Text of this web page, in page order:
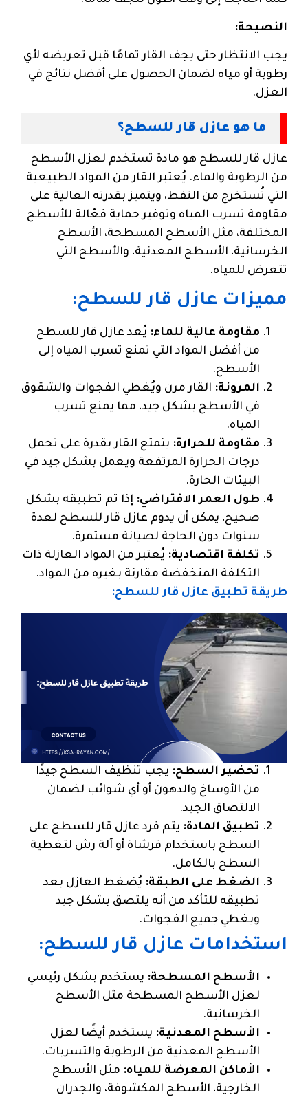
النصيحة:
يجب الانتظار حتى يجف القار تمامًا قبل تعريضه لأي
رطوبة أو مياه لضمان الحصول على أفضل نتائج في
العزل.
ما هو عازل قار للسطح؟
عازل قار للسطح هو مادة تستخدم لعزل الأسطح
من الرطوبة والماء. يُعتبر القار من المواد الطبيعية
التي تُستخرج من النفط، ويتميز بقدرته العالية على
مقاومة تسرب المياه وتوفير حماية فعّالة للأسطح
المختلفة، مثل الأسطح المسطحة، الأسطح
الخرسانية، الأسطح المعدنية، والأسطح التي
تتعرض للمياه.
مميزات عازل قار للسطح:
مقاومة عالية للماء: يُعد عازل قار للسطح
من أفضل المواد التي تمنع تسرب المياه إلى
الأسطح.
المرونة: القار مرن ويُغطي الفجوات والشقوق
في الأسطح بشكل جيد، مما يمنع تسرب
المياه.
مقاومة للحرارة: يتمتع القار بقدرة على تحمل
درجات الحرارة المرتفعة ويعمل بشكل جيد في
البيئات الحارة.
طول العمر الافتراضي: إذا تم تطبيقه بشكل
صحيح، يمكن أن يدوم عازل قار للسطح لعدة
سنوات دون الحاجة لصيانة مستمرة.
تكلفة اقتصادية: يُعتبر من المواد العازلة ذات
التكلفة المنخفضة مقارنة بغيره من المواد.
طريقة تطبيق عازل قار للسطح:
تحضير السطح: يجب تنظيف السطح جيدًا
من الأوساخ والدهون أو أي شوائب لضمان
الالتصاق الجيد.
تطبيق المادة: يتم فرد عازل قار للسطح على
السطح باستخدام فرشاة أو آلة رش لتغطية
السطح بالكامل.
الضغط على الطبقة: يُضغط العازل بعد
تطبيقه للتأكد من أنه يلتصق بشكل جيد
ويغطي جميع الفجوات.
استخدامات عازل قار للسطح:
الأسطح المسطحة: يستخدم بشكل رئيسي
لعزل الأسطح المسطحة مثل الأسطح
الخرسانية.
الأسطح المعدنية: يستخدم أيضًا لعزل
الأسطح المعدنية من الرطوبة والتسربات.
الأماكن المعرضة للمياه: مثل الأسطح
الخارجية، الأسطح المكشوفة، والجدران